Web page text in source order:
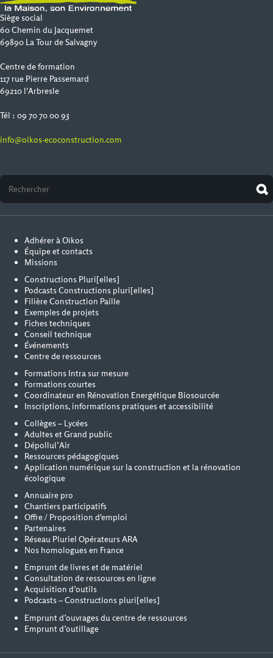
Siège social
60 Chemin du Jacquemet
69890 La Tour de Salvagny
Centre de formation
117 rue Pierre Passemard
69210 l'Arbresle
Tél : 09 70 70 00 93
info@oikos-ecoconstruction.com
Adhérer à Oïkos
Équipe et contacts
Missions
Constructions Pluri[elles]
Podcasts Constructions pluri[elles]
Filière Construction Paille
Exemples de projets
Fiches techniques
Conseil technique
Événements
Centre de ressources
Formations Intra sur mesure
Formations courtes
Coordinateur en Rénovation Energétique Biosourcée
Inscriptions, informations pratiques et accessibilité
Collèges – Lycées
Adultes et Grand public
Dépollul’Air
Ressources pédagogiques
Application numérique sur la construction et la rénovation
écologique
Annuaire pro
Chantiers participatifs
Offre / Proposition d'emploi
Partenaires
Réseau Pluriel Opérateurs ARA
Nos homologues en France
Emprunt de livres et de matériel
Consultation de ressources en ligne
Acquisition d’outils
Podcasts – Constructions pluri[elles]
Emprunt d’ouvrages du centre de ressources
Emprunt d’outillage